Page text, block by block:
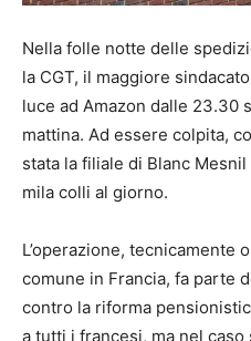
Nella folle notte delle
la CGT, il maggiore
luce ad Amazon dalle 23.30
mattina. Ad essere colpita,
stata la filiale di Blanc
mila colli al giorno.
L’operazione, tecnicamente
comune in Francia, fa parte
contro la riforma
a tutti i francesi, ma nel